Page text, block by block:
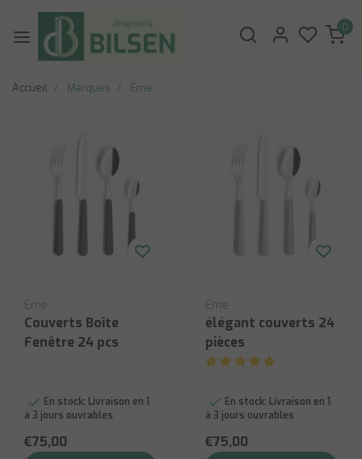
0
Accueil Marques Eme
Eme
Couverts Boîte
Fenêtre 24 pcs
En stock: Livraison en 1
à 3 jours ouvrables
€75,00
Eme
élégant couverts 24
pièces
En stock: Livraison en 1
à 3 jours ouvrables
€75,00